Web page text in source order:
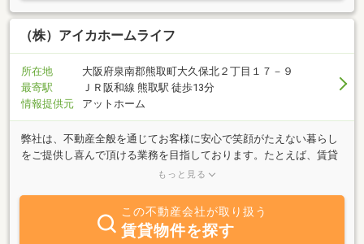
（株）アイカホームライフ
所在地
大阪府泉南郡熊取町大久保北２丁目１７－９
最寄駅
ＪＲ阪和線 熊取駅 徒歩13分
情報提供元
アットホーム
弊社は、不動産全般を通じてお客様に安心で笑顔がたえない暮らし
をご提供し喜んで頂ける業務を目指しております。たとえば、賃貸
物件の仲介に関しましては当社の調査した詳細な情報をお客様に、
貸契約期間中は安心して暮らして頂けるように無料相談のホットラ
インを設け全面的にサポートをさせて頂きます。中古物件の仕入れ
に関しましても迅速かつ適切なアドバイスすなわち現地点で売るの
もっと見る
この不動産会社が取り扱う
賃貸物件を探す